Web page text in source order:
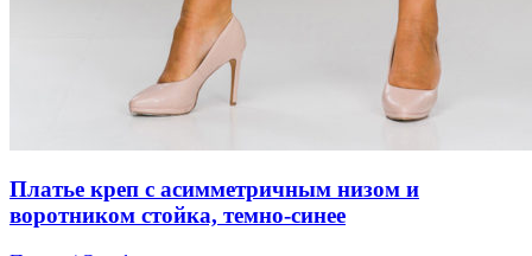
Платье креп с асимметричным низом и
воротником стойка, темно-синее